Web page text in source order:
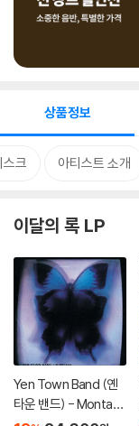
상품정보
스크 아티스트 소개
이달의 록 LP
Yen Town Band (옌
타운 밴드) - Montag